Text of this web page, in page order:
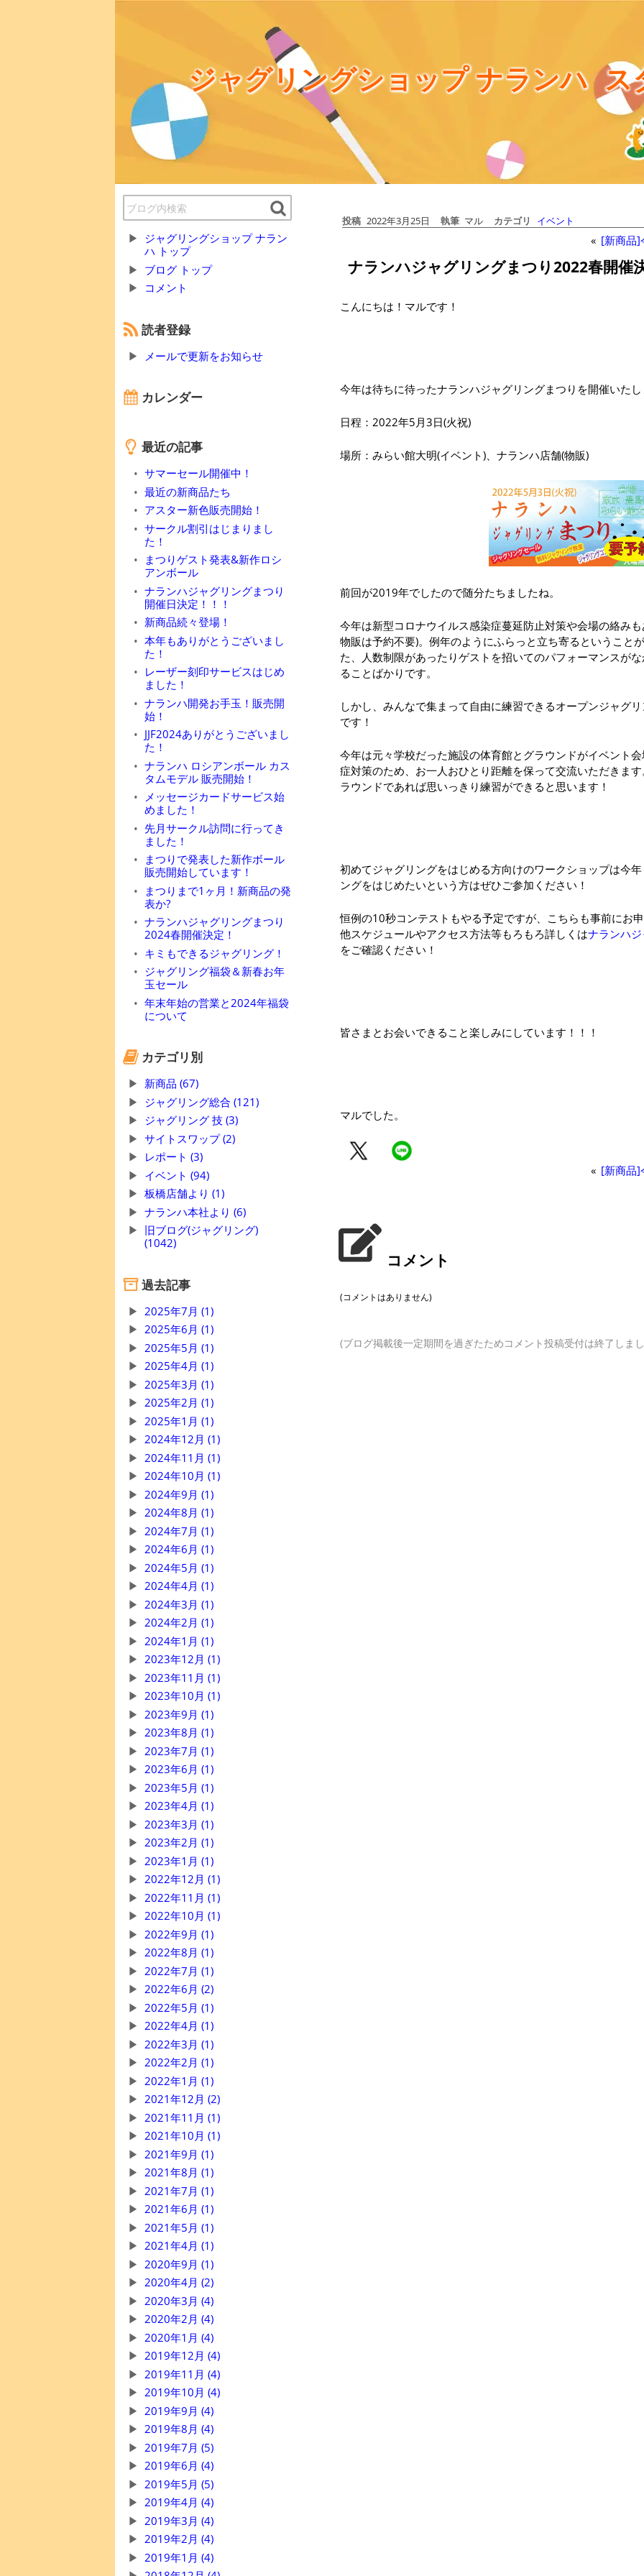
ジャグリングショップ ナランハ ス
ジャグリングショップ ナラン
ハ トップ
ブログ トップ
コメント
読者登録
メールで更新をお知らせ
カレンダー
最近の記事
サマーセール開催中！
最近の新商品たち
アスター新色販売開始！
サークル割引はじまりまし
た！
まつりゲスト発表&新作ロシ
アンボール
ナランハジャグリングまつり
開催日決定！！！
新商品続々登場！
本年もありがとうございまし
た！
レーザー刻印サービスはじめ
ました！
ナランハ開発お手玉！販売開
始！
JJF2024ありがとうございまし
た！
ナランハ ロシアンボール カス
タムモデル 販売開始！
メッセージカードサービス始
めました！
先月サークル訪問に行ってき
ました！
まつりで発表した新作ボール
販売開始しています！
まつりまで1ヶ月！新商品の発
表か?
ナランハジャグリングまつり
2024春開催決定！
キミもできるジャグリング！
ジャグリング福袋＆新春お年
玉セール
年末年始の営業と2024年福袋
について
カテゴリ別
新商品 (67)
ジャグリング総合 (121)
ジャグリング 技 (3)
サイトスワップ (2)
レポート (3)
イベント (94)
板橋店舗より (1)
ナランハ本社より (6)
旧ブログ(ジャグリング)
(1042)
過去記事
2025年7月 (1)
2025年6月 (1)
2025年5月 (1)
2025年4月 (1)
2025年3月 (1)
2025年2月 (1)
2025年1月 (1)
2024年12月 (1)
2024年11月 (1)
2024年10月 (1)
2024年9月 (1)
2024年8月 (1)
2024年7月 (1)
2024年6月 (1)
2024年5月 (1)
2024年4月 (1)
2024年3月 (1)
2024年2月 (1)
2024年1月 (1)
2023年12月 (1)
2023年11月 (1)
2023年10月 (1)
2023年9月 (1)
2023年8月 (1)
2023年7月 (1)
2023年6月 (1)
2023年5月 (1)
2023年4月 (1)
2023年3月 (1)
2023年2月 (1)
2023年1月 (1)
2022年12月 (1)
2022年11月 (1)
2022年10月 (1)
2022年9月 (1)
2022年8月 (1)
2022年7月 (1)
2022年6月 (2)
2022年5月 (1)
2022年4月 (1)
2022年3月 (1)
2022年2月 (1)
2022年1月 (1)
2021年12月 (2)
2021年11月 (1)
2021年10月 (1)
2021年9月 (1)
2021年8月 (1)
2021年7月 (1)
2021年6月 (1)
2021年5月 (1)
2021年4月 (1)
2020年9月 (1)
2020年4月 (2)
2020年3月 (4)
2020年2月 (4)
2020年1月 (4)
2019年12月 (4)
2019年11月 (4)
2019年10月 (4)
2019年9月 (4)
2019年8月 (4)
2019年7月 (5)
2019年6月 (4)
2019年5月 (5)
2019年4月 (4)
2019年3月 (4)
2019年2月 (4)
2019年1月 (4)
投稿 2022年3月25日 執筆 マル カテゴリ イベント
« [新商品]
ナランハジャグリングまつり2022春開催
こんにちは！マルです！
今年は待ちに待ったナランハジャグリングまつりを開催いた
日程：2022年5月3日(火祝)
場所：みらい館大明(イベント)、ナランハ店舗(物販)
前回が2019年でしたので随分たちましたね。
今年は新型コロナウイルス感染症蔓延防止対策や会場の絡み
物販は予約不要)。例年のようにふらっと立ち寄るということ
た、人数制限があったりゲストを招いてのパフォーマンスが
ることばかりです。
しかし、みんなで集まって自由に練習できるオープンジャグ
です！
今年は元々学校だった施設の体育館とグラウンドがイベント
症対策のため、お一人おひとり距離を保って交流いただきま
ラウンドであれば思いっきり練習ができると思います！
初めてジャグリングをはじめる方向けのワークショップは今
ングをはじめたいという方はぜひご参加ください！
恒例の10秒コンテストもやる予定ですが、こちらも事前にお
他スケジュールやアクセス方法等もろもろ詳しくはナランハ
をご確認ください！
皆さまとお会いできること楽しみにしています！！！
マルでした。
« [新商品]
コメント
(コメントはありません)
(ブログ掲載後一定期間を過ぎたためコメント投稿受付は終了しま